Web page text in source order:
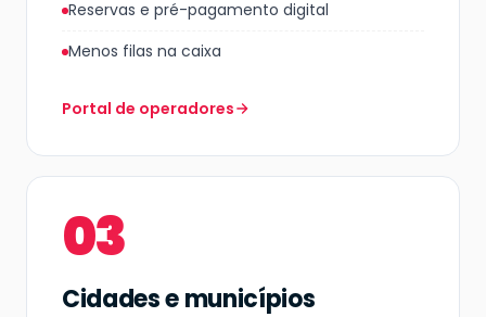
Reservas e pré-pagamento digital
Menos filas na caixa
Portal de operadores
03
Cidades e municípios